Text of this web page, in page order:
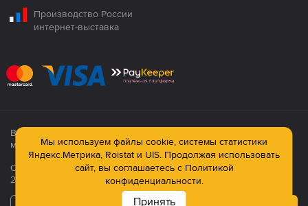
Производство России
интернет-выставка
Все продукция сертифицирована. Использование
материалов сайта строго запрещено!
Официальный сайт компании: © ООО ПК «Технология»,
2003—2026
Мы используем файлы cookie, системы статистики
Яндекс.Метрика, Roistat и UIS. Продолжая использовать
сайт, вы соглашаетесь с Политикой
конфиденциальности.
Принять